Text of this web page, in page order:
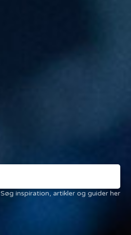
Søg inspiration, artikler og guider her